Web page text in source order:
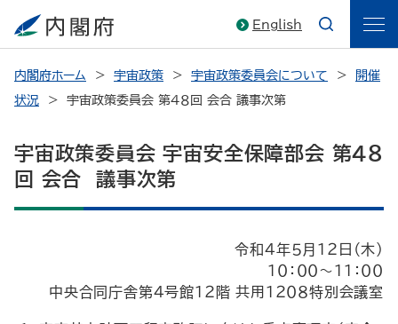
English
内閣府ホーム 宇宙政策 宇宙政策委員会について
開催
状況
宇宙政策委員会 第４８回 会合 議事次第
宇宙政策委員会 宇宙安全保障部会 第４８
回 会合 議事次第
令和４年５月１２日（木）
１０：００～１１：００
中央合同庁舎第４号館１２階 共用１２０８特別会議室